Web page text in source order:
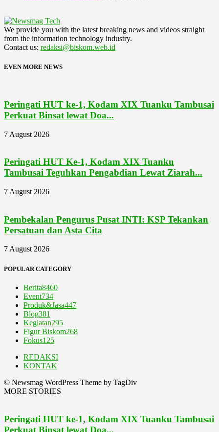
We provide you with the latest breaking news and videos straight
from the information technology industry.
Contact us: redaksi@biskom.web.id
EVEN MORE NEWS
Peringati HUT ke-1, Kodam XIX Tuanku Tambusai
Perkuat Binsat lewat Doa...
7 August 2026
Peringati HUT Ke-1, Kodam XIX Tuanku
Tambusai Teguhkan Pengabdian Lewat Ziarah...
7 August 2026
Pembekalan Pengurus Pusat INTI: KSP Tekankan
Persatuan dan Asta Cita
7 August 2026
POPULAR CATEGORY
Berita8460
Event734
Produk&Jasa447
Blog381
Kegiatan295
Figur Biskom268
Fokus125
REDAKSI
KONTAK
© Newsmag WordPress Theme by TagDiv
MORE STORIES
Peringati HUT ke-1, Kodam XIX Tuanku Tambusai
Perkuat Binsat lewat Doa...